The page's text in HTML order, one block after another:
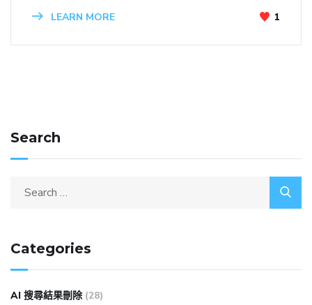
LEARN MORE 1
Search
Categories
AI 搜尋結果刪除 (28)